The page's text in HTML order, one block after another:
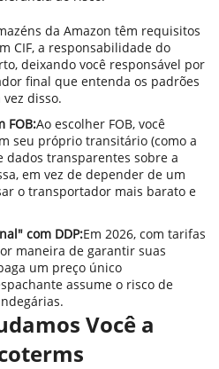
da Amazon têm requisitos
CIF, a responsabilidade do
deixando você responsável por
final que entenda os padrões
vez disso.
FOB:Ao escolher FOB, você
seu próprio transitário (como a
dados transparentes sobre a
em vez de depender de um
o transportador mais barato e
com DDP:Em 2026, com tarifas
maneira de garantir suas
um preço único
assume o risco de
Você a